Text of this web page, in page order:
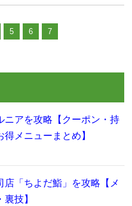
5 6 7
ニアを攻略【クーポン・持
メニューまとめ】
店「ちよだ鮨」を攻略【メ
技】